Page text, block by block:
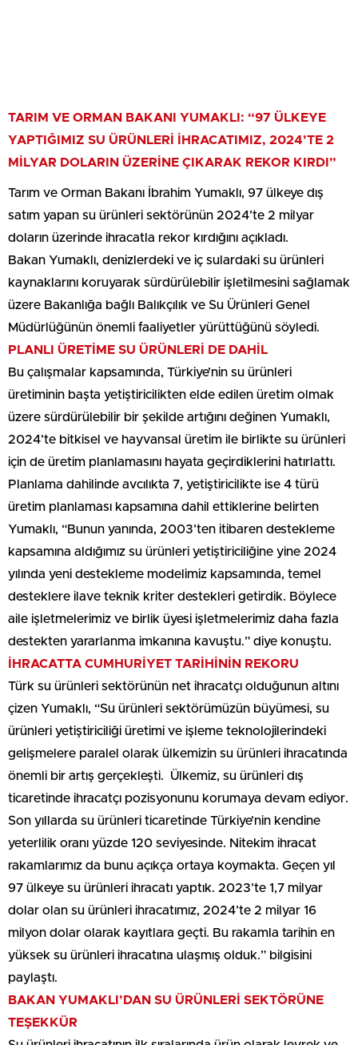
TARIM VE ORMAN BAKANI YUMAKLI: “97 ÜLKEYE
YAPTIĞIMIZ SU ÜRÜNLERİ İHRACATIMIZ, 2024’TE 2
MİLYAR DOLARIN ÜZERİNE ÇIKARAK REKOR KIRDI”
Tarım ve Orman Bakanı İbrahim Yumaklı, 97 ülkeye dış
satım yapan su ürünleri sektörünün 2024’te 2 milyar
doların üzerinde ihracatla rekor kırdığını açıkladı.
Bakan Yumaklı, denizlerdeki ve iç sulardaki su ürünleri
kaynaklarını koruyarak sürdürülebilir işletilmesini sağlamak
üzere Bakanlığa bağlı Balıkçılık ve Su Ürünleri Genel
Müdürlüğünün önemli faaliyetler yürüttüğünü söyledi.
PLANLI ÜRETİME SU ÜRÜNLERİ DE DAHİL
Bu çalışmalar kapsamında, Türkiye’nin su ürünleri
üretiminin başta yetiştiricilikten elde edilen üretim olmak
üzere sürdürülebilir bir şekilde artığını değinen Yumaklı,
2024’te bitkisel ve hayvansal üretim ile birlikte su ürünleri
için de üretim planlamasını hayata geçirdiklerini hatırlattı.
Planlama dahilinde avcılıkta 7, yetiştiricilikte ise 4 türü
üretim planlaması kapsamına dahil ettiklerine belirten
Yumaklı, “Bunun yanında, 2003’ten itibaren destekleme
kapsamına aldığımız su ürünleri yetiştiriciliğine yine 2024
yılında yeni destekleme modelimiz kapsamında, temel
desteklere ilave teknik kriter destekleri getirdik. Böylece
aile işletmelerimiz ve birlik üyesi işletmelerimiz daha fazla
destekten yararlanma imkanına kavuştu.” diye konuştu.
İHRACATTA CUMHURİYET TARİHİNİN REKORU
Türk su ürünleri sektörünün net ihracatçı olduğunun altını
çizen Yumaklı, “Su ürünleri sektörümüzün büyümesi, su
ürünleri yetiştiriciliği üretimi ve işleme teknolojilerindeki
gelişmelere paralel olarak ülkemizin su ürünleri ihracatında
önemli bir artış gerçekleşti. Ülkemiz, su ürünleri dış
ticaretinde ihracatçı pozisyonunu korumaya devam ediyor.
Son yıllarda su ürünleri ticaretinde Türkiye’nin kendine
yeterlilik oranı yüzde 120 seviyesinde. Nitekim ihracat
rakamlarımız da bunu açıkça ortaya koymakta. Geçen yıl
97 ülkeye su ürünleri ihracatı yaptık. 2023’te 1,7 milyar
dolar olan su ürünleri ihracatımız, 2024’te 2 milyar 16
milyon dolar olarak kayıtlara geçti. Bu rakamla tarihin en
yüksek su ürünleri ihracatına ulaşmış olduk.” bilgisini
paylaştı.
BAKAN YUMAKLI’DAN SU ÜRÜNLERİ SEKTÖRÜNE
TEŞEKKÜR